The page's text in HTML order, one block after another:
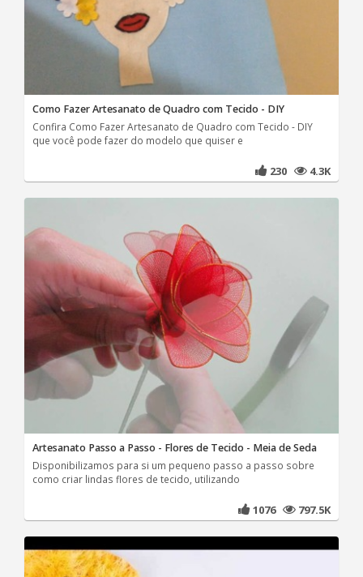
Como Fazer Artesanato de Quadro com Tecido - DIY
Confira Como Fazer Artesanato de Quadro com Tecido - DIY
que você pode fazer do modelo que quiser e
230 4.3K
Artesanato Passo a Passo - Flores de Tecido - Meia de Seda
Disponibilizamos para si um pequeno passo a passo sobre
como criar lindas flores de tecido, utilizando
1076 797.5K